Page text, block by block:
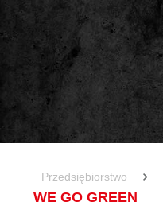
Przedsiębiorstwo
WE GO GREEN